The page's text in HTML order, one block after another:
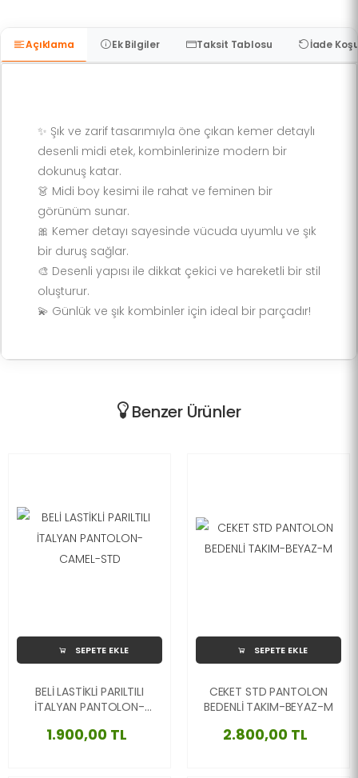
Açıklama Ek Bilgiler Taksit Tablosu İade
✨ Şık ve zarif tasarımıyla öne çıkan kemer detaylı
desenli midi etek, kombinlerinize modern bir
dokunuş katar.
👗 Midi boy kesimi ile rahat ve feminen bir
görünüm sunar.
🎀 Kemer detayı sayesinde vücuda uyumlu ve şık
bir duruş sağlar.
🎨 Desenli yapısı ile dikkat çekici ve hareketli bir stil
oluşturur.
💫 Günlük ve şık kombinler için ideal bir parçadır!
Benzer Ürünler
SEPETE EKLE
BELİ LASTİKLİ PARILTILI
İTALYAN PANTOLON-
1.900,00 TL
SEPETE EKLE
CEKET STD PANTOLON
BEDENLİ TAKIM-BEYAZ-M
2.800,00 TL